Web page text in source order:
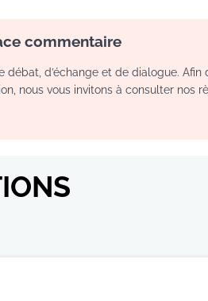
commentaire
débat, d’échange et de dialogue.
nous vous invitons à consulter nos